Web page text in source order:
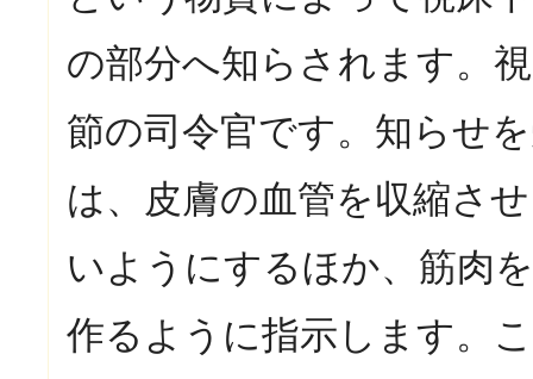
の部分へ知らされます。
節の司令官です。知らせ
は、皮膚の血管を収縮さ
いようにするほか、筋肉
作るように指示します。